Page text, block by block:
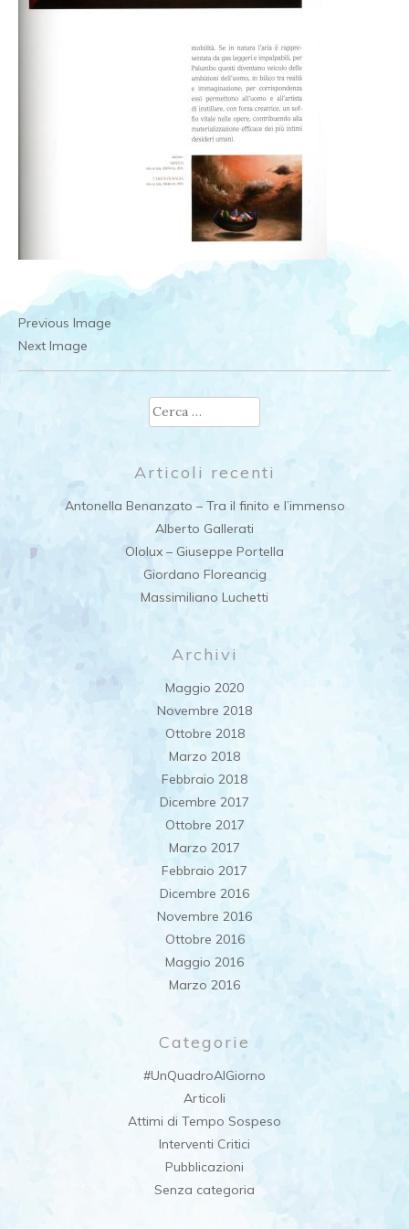
Previous Image
Next Image
Ricerca
per:
Articoli recenti
Antonella Benanzato – Tra il finito e l’immenso
Alberto Gallerati
Ololux – Giuseppe Portella
Giordano Floreancig
Massimiliano Luchetti
Archivi
Maggio 2020
Novembre 2018
Ottobre 2018
Marzo 2018
Febbraio 2018
Dicembre 2017
Ottobre 2017
Marzo 2017
Febbraio 2017
Dicembre 2016
Novembre 2016
Ottobre 2016
Maggio 2016
Marzo 2016
Categorie
#UnQuadroAlGiorno
Articoli
Attimi di Tempo Sospeso
Interventi Critici
Pubblicazioni
Senza categoria